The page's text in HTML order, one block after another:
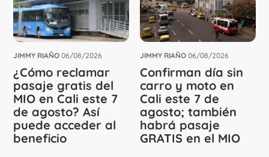
JIMMY RIAÑO 06/08/2026
¿Cómo reclamar
pasaje gratis del
MIO en Cali este 7
de agosto? Así
puede acceder al
beneficio
JIMMY RIAÑO 06/08/2026
Confirman día sin
carro y moto en
Cali este 7 de
agosto; también
habrá pasaje
GRATIS en el MIO